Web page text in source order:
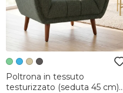
Poltrona in tessuto
testurizzato (seduta 45 cm)